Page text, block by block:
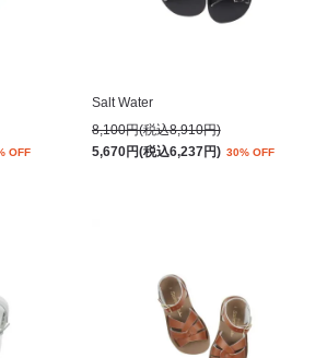
OFF
Salt Water
8,100円(税込8,910円)
5,670円(税込6,237円) 30% OFF